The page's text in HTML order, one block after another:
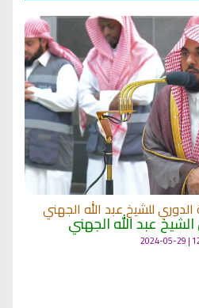
للشيخ عبد الله الجهني
عبد الله الجهني